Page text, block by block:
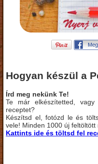
Hogyan készül a
Írd meg nekünk Te!
Te már elkészítetted,
receptet?
Készítsd el, fotózd le és
vele! Minden 1000 új
Kattints ide és töltsd fel